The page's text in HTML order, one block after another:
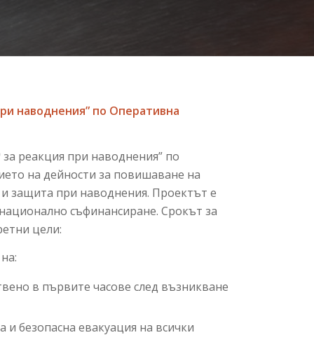
наводнения” по Оперативна
реакция при наводнения” по
на дейности за повишаване на
защита при наводнения. Проектът е
съфинансиране. Срокът за
цели:
в първите часове след възникване
безопасна евакуация на всички